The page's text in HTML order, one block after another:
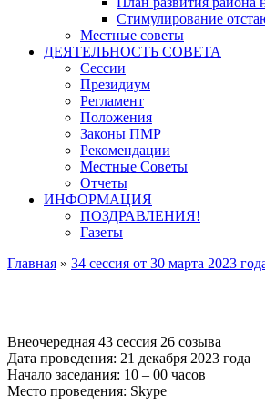
Стимулирование
Местные советы
ДЕЯТЕЛЬНОСТЬ СОВЕТА
Сессии
Президиум
Регламент
Положения
Законы ПМР
Рекомендации
Местные Советы
Отчеты
ИНФОРМАЦИЯ
ПОЗДРАВЛЕНИЯ!
Газеты
Главная » 34 сессия от 30 марта 2023
Внеочередная 43 сессия 26 созыва
Дата проведения: 21 декабря 2023 года
Начало заседания: 10 – 00 часов
Место проведения: Skype